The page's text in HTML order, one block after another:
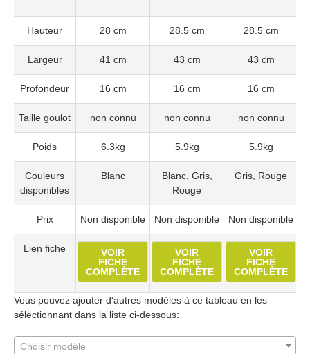
Hauteur 28 cm 28.5 cm 28.5 cm
Largeur 41 cm 43 cm 43 cm
Profondeur 16 cm 16 cm 16 cm
Taille goulot non connu non connu non connu
Poids 6.3kg 5.9kg 5.9kg
Couleurs
disponibles
Blanc
Blanc, Gris,
Rouge
Gris, Rouge
Prix Non disponible Non disponible Non disponible
Lien fiche
VOIR
FICHE
COMPLÈTE
VOIR
FICHE
COMPLÈTE
VOIR
FICHE
COMPLÈTE
Vous pouvez ajouter d'autres modèles à ce tableau en les
sélectionnant dans la liste ci-dessous:
Choisir modèle